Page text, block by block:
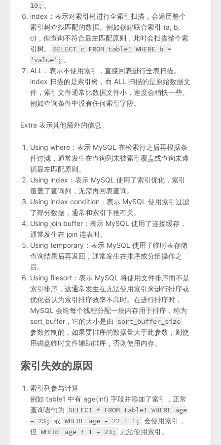
10; 。
index：表示对索引树进行全索引扫描，会遍历整个
索引树查找匹配的数据。例如创建联合索引 (a, b,
c)，但查询不符合最左匹配原则，此时会扫描整个索
引树。
SELECT c FROM table1 WHERE b =
'value'; 。
ALL：表示不使用索引，直接回表进行全表扫描。
index 扫描的是索引树，而 ALL 扫描的是原始数据文
件，索引文件通常比数据文件小，速度会稍快一些。
例如查询条件中没有任何索引字段。
Extra 表示其他额外的信息。
Using where：表示 MySQL 在检索行之后再根据条
件过滤，通常发生在查询列未被索引覆盖或查询未遵
循最左匹配原则。
Using index：表示 MySQL 使用了索引优化，索引
覆盖了查询列，无需再回表查询。
Using index condition：表示 MySQL 使用索引过滤
了部分数据，通常和索引下推有关。
Using join buffer：表示 MySQL 使用了连接缓存，
通常发生在 join 连表时。
Using temporary：表示 MySQL 使用了临时表存储
查询结果后再返回，通常发生在排序或分组操作之
后。
Using filesort：表示 MySQL 将使用文件排序而不是
索引排序，这通常发生在无法使用索引来进行排序或
优化器认为索引排序效率不高时。在进行排序时，
MySQL 会给每个线程分配一块内存用于排序，称为
sort_buffer，它的大小是由 sort_buffer_size
参数控制的，如果要排序的数据量大于此参数，则使
用磁盘临时文件辅助排序，否则使用内存。
索引失效的原因
索引列参与计算
例如 table1 中有 age(int) 字段并添加了索引，正常
查询语句为 SELECT * FROM table1 WHERE age
= 23; 或 WHERE age = 22 + 1;
会使用索引，
但 WHERE age + 1 = 23; 无法使用索引。